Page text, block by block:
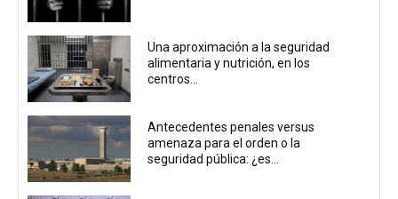
Una aproximación a la seguridad
alimentaria y nutrición, en los
centros...
Antecedentes penales versus
amenaza para el orden o la
seguridad pública: ¿es...